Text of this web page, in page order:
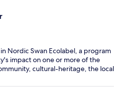
Nordic Swan Ecolabel, a program
impact on one or more of the
cultural-heritage, the local